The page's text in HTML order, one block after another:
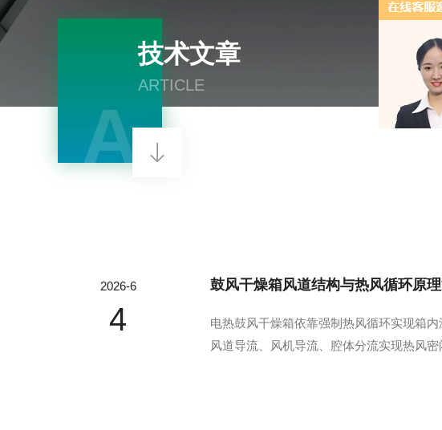
技术文章
ARTICLE
A
2026-6
4
鼓风干燥箱风道结构与热风循环原
电热鼓风干燥箱依靠强制热风循环实现箱
风道导流、风机导流、腔体分流实现热风